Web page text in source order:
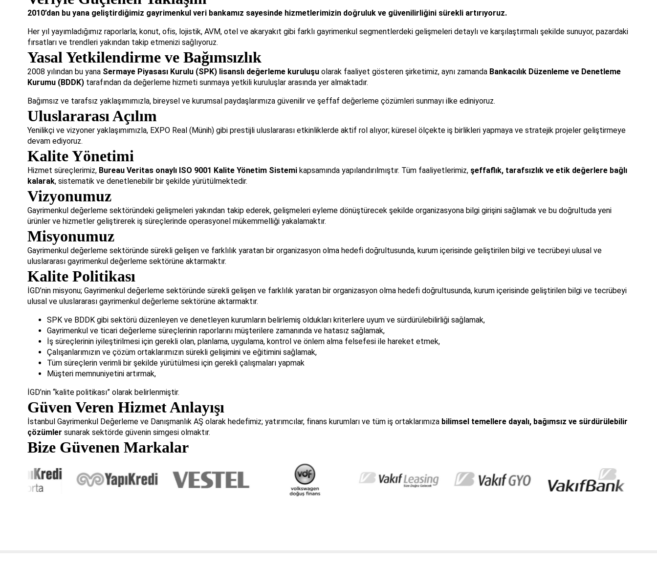
2010’dan bu yana geliştirdiğimiz gayrimenkul veri bankamız sayesinde hizmetlerimizin doğruluk ve güvenilirliğini sürekli artırıyoruz.
Her yıl yayımladığımız raporlarla; konut, ofis, lojistik, AVM, otel ve akaryakıt gibi farklı gayrimenkul segmentlerdeki gelişmeleri detaylı ve karşılaştırmalı şekilde sunuyor, pazardaki
fırsatları ve trendleri yakından takip etmenizi sağlıyoruz.
Yasal Yetkilendirme ve Bağımsızlık
2008 yılından bu yana Sermaye Piyasası Kurulu (SPK) lisanslı değerleme kuruluşu olarak faaliyet gösteren şirketimiz, aynı zamanda Bankacılık Düzenleme ve Denetleme
Kurumu (BDDK) tarafından da değerleme hizmeti sunmaya yetkili kuruluşlar arasında yer almaktadır.
Bağımsız ve tarafsız yaklaşımımızla, bireysel ve kurumsal paydaşlarımıza güvenilir ve şeffaf değerleme çözümleri sunmayı ilke ediniyoruz.
Uluslararası Açılım
Yenilikçi ve vizyoner yaklaşımımızla, EXPO Real (Münih) gibi prestijli uluslararası etkinliklerde aktif rol alıyor; küresel ölçekte iş birlikleri yapmaya ve stratejik projeler geliştirmeye
devam ediyoruz.
Kalite Yönetimi
Hizmet süreçlerimiz, Bureau Veritas onaylı ISO 9001 Kalite Yönetim Sistemi kapsamında yapılandırılmıştır. Tüm faaliyetlerimiz, şeffaflık, tarafsızlık ve etik değerlere bağlı
kalarak, sistematik ve denetlenebilir bir şekilde yürütülmektedir.
Vizyonumuz
Gayrimenkul değerleme sektöründeki gelişmeleri yakından takip ederek, gelişmeleri eyleme dönüştürecek şekilde organizasyona bilgi girişini sağlamak ve bu doğrultuda yeni
ürünler ve hizmetler geliştirerek iş süreçlerinde operasyonel mükemmelliği yakalamaktır.
Misyonumuz
Gayrimenkul değerleme sektöründe sürekli gelişen ve farklılık yaratan bir organizasyon olma hedefi doğrultusunda, kurum içerisinde geliştirilen bilgi ve tecrübeyi ulusal ve
uluslararası gayrimenkul değerleme sektörüne aktarmaktır.
Kalite Politikası
İGD’nin misyonu; Gayrimenkul değerleme sektöründe sürekli gelişen ve farklılık yaratan bir organizasyon olma hedefi doğrultusunda, kurum içerisinde geliştirilen bilgi ve tecrübeyi
ulusal ve uluslararası gayrimenkul değerleme sektörüne aktarmaktır.
SPK ve BDDK gibi sektörü düzenleyen ve denetleyen kurumların belirlemiş oldukları kriterlere uyum ve sürdürülebilirliği sağlamak,
Gayrimenkul ve ticari değerleme süreçlerinin raporlarını müşterilere zamanında ve hatasız sağlamak,
İş süreçlerinin iyileştirilmesi için gerekli olan, planlama, uygulama, kontrol ve önlem alma felsefesi ile hareket etmek,
Çalışanlarımızın ve çözüm ortaklarımızın sürekli gelişimini ve eğitimini sağlamak,
Tüm süreçlerin verimli bir şekilde yürütülmesi için gerekli çalışmaları yapmak
Müşteri memnuniyetini artırmak,
İGD’nin “kalite politikası” olarak belirlenmiştir.
Güven Veren Hizmet Anlayışı
İstanbul Gayrimenkul Değerleme ve Danışmanlık AŞ olarak hedefimiz; yatırımcılar, finans kurumları ve tüm iş ortaklarımıza bilimsel temellere dayalı, bağımsız ve sürdürülebilir
çözümler sunarak sektörde güvenin simgesi olmaktır.
Bize Güvenen Markalar